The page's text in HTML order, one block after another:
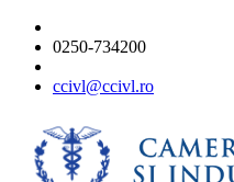
0250-734200
ccivl@ccivl.ro